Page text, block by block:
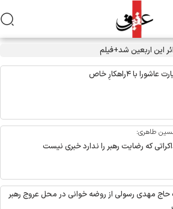
این اربعین شد+فیلم
با ۴راهکارِ خاص
طاهری:
که رضایت رهبر را ندارد خبری نیست
مهدی رسولی از روضه خوانی در محل عروج رهبر